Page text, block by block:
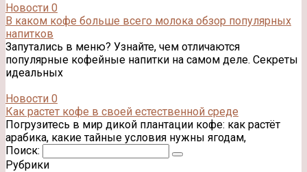
Новости 0
В каком кофе больше всего молока обзор популярных
напитков
Запутались в меню? Узнайте, чем отличаются
популярные кофейные напитки на самом деле. Секреты
идеальных
Новости 0
Как растет кофе в своей естественной среде
Погрузитесь в мир дикой плантации кофе: как растёт
арабика, какие тайные условия нужны ягодам,
Поиск:
Рубрики